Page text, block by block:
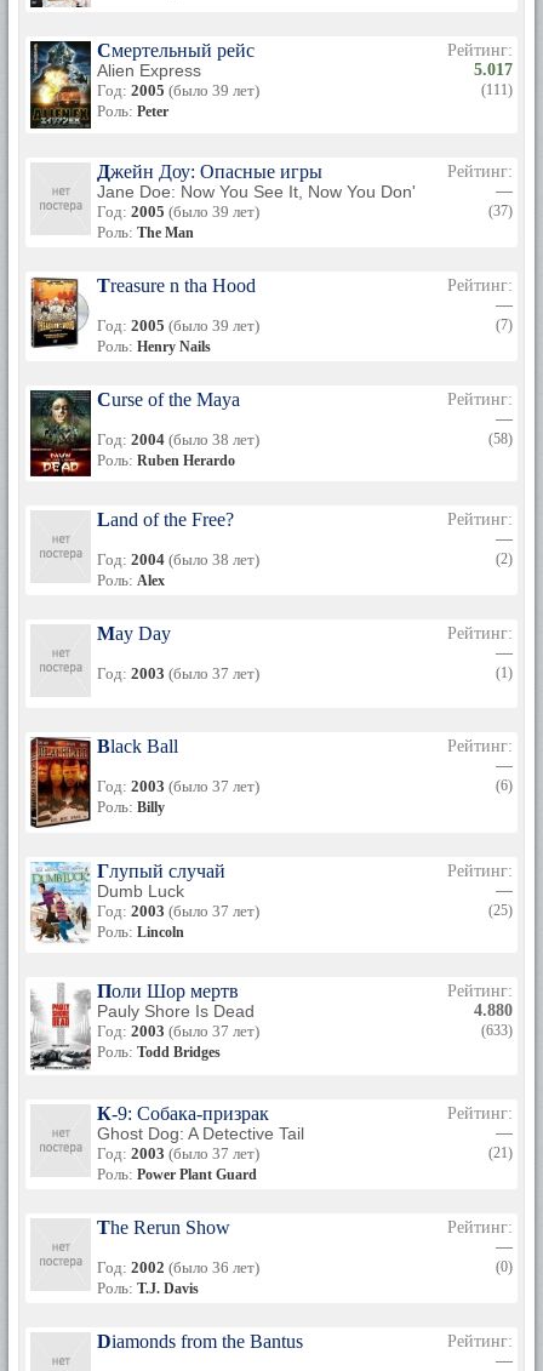
Смертельный рейс
Alien Express
Год: 2005 (было 39 лет)
Роль: Peter
Рейтинг:
5.017
(111)
Джейн Доу: Опасные игры
Jane Doe: Now You See It, Now You Don't
Год: 2005 (было 39 лет)
Роль: The Man
Рейтинг:
—
(37)
Treasure n tha Hood
Год: 2005 (было 39 лет)
Роль: Henry Nails
Рейтинг:
—
(7)
Curse of the Maya
Год: 2004 (было 38 лет)
Роль: Ruben Herardo
Рейтинг:
—
(58)
Land of the Free?
Год: 2004 (было 38 лет)
Роль: Alex
Рейтинг:
—
(2)
May Day
Год: 2003 (было 37 лет)
Рейтинг:
—
(1)
Black Ball
Год: 2003 (было 37 лет)
Роль: Billy
Рейтинг:
—
(6)
Глупый случай
Dumb Luck
Год: 2003 (было 37 лет)
Роль: Lincoln
Рейтинг:
—
(25)
Поли Шор мертв
Pauly Shore Is Dead
Год: 2003 (было 37 лет)
Роль: Todd Bridges
Рейтинг:
4.880
(633)
К-9: Собака-призрак
Ghost Dog: A Detective Tail
Год: 2003 (было 37 лет)
Роль: Power Plant Guard
Рейтинг:
—
(21)
The Rerun Show
Год: 2002 (было 36 лет)
Роль: T.J. Davis
Рейтинг:
—
(0)
Diamonds from the Bantus
Рейтинг:
—